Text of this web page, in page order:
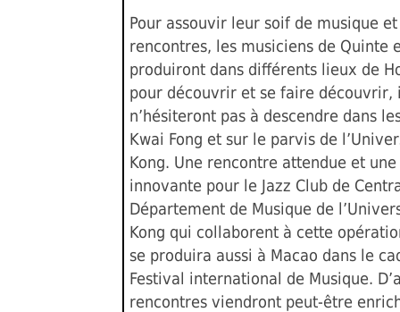
Pour assouvir leur soif de musique
rencontres, les musiciens de Quinte
produiront dans différents lieux de
pour découvrir et se faire découvrir,
n’hésiteront pas à descendre dans
Kwai Fong et sur le parvis de
Kong. Une rencontre attendue et
innovante pour le Jazz Club de
Département de Musique de
Kong qui collaborent à cette
se produira aussi à Macao dans le
Festival international de Musique.
rencontres viendront peut-être